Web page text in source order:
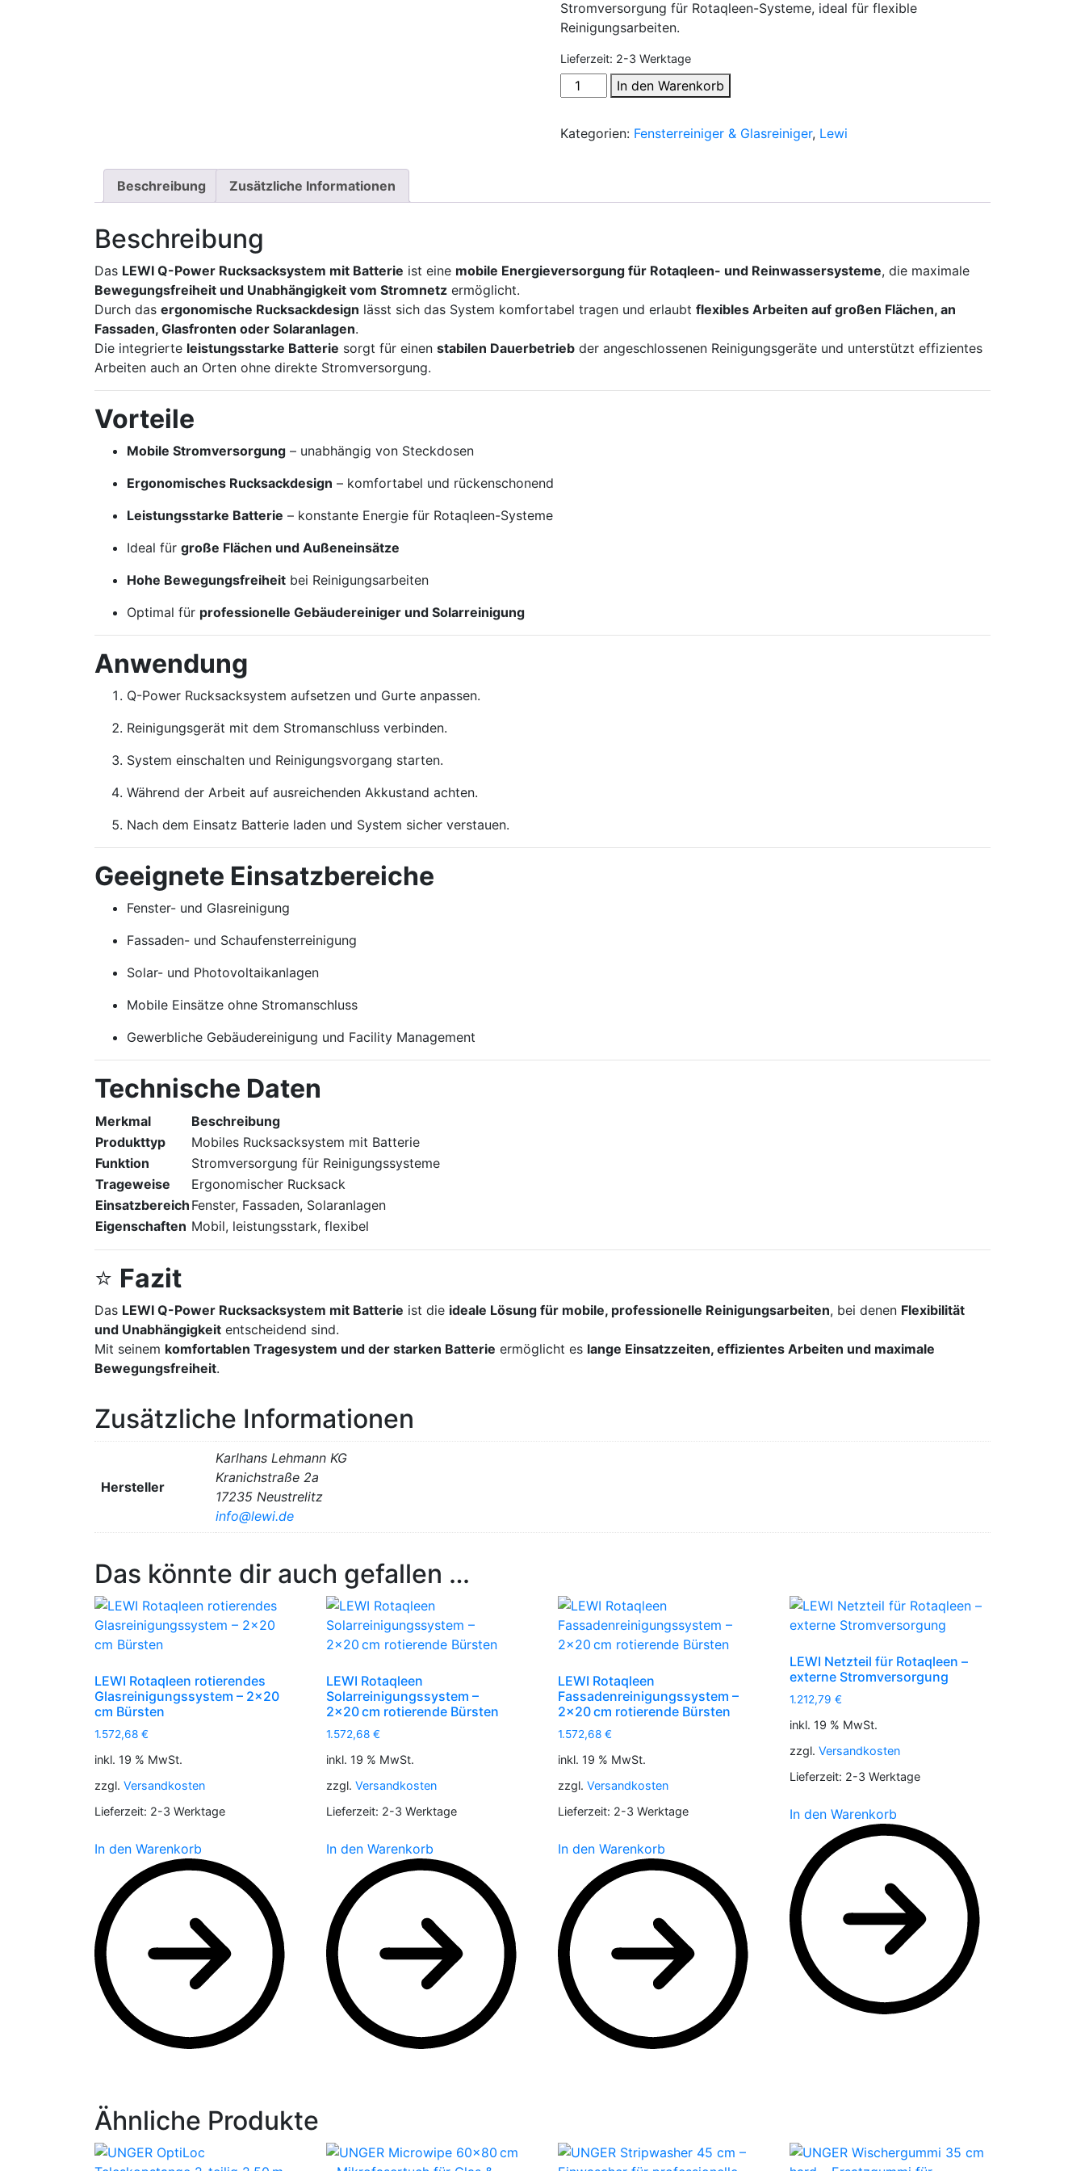
Stromversorgung für Rotaqleen-Systeme, ideal für flexible
Reinigungsarbeiten.
Lieferzeit: 2-3 Werktage
LEWI
Q-
Rucksacksystem
–
In den Warenkorb
Kategorien: Fensterreiniger & Glasreiniger, Lewi
Beschreibung Zusätzliche Informationen
Beschreibung
Das LEWI Q-Power Rucksacksystem mit Batterie ist eine mobile Energieversorgung für Rotaqleen- und Reinwassersysteme, die maximale
Bewegungsfreiheit und Unabhängigkeit vom Stromnetz ermöglicht.
Durch das ergonomische Rucksackdesign lässt sich das System komfortabel tragen und erlaubt flexibles Arbeiten auf großen Flächen, an
Fassaden, Glasfronten oder Solaranlagen.
Die integrierte leistungsstarke Batterie sorgt für einen stabilen Dauerbetrieb der angeschlossenen Reinigungsgeräte und unterstützt effizientes
Arbeiten auch an Orten ohne direkte Stromversorgung.
Vorteile
Mobile Stromversorgung – unabhängig von Steckdosen
Ergonomisches Rucksackdesign – komfortabel und rückenschonend
Leistungsstarke Batterie – konstante Energie für Rotaqleen-Systeme
Ideal für große Flächen und Außeneinsätze
Hohe Bewegungsfreiheit bei Reinigungsarbeiten
Optimal für professionelle Gebäudereiniger und Solarreinigung
Anwendung
Q-Power Rucksacksystem aufsetzen und Gurte anpassen.
Reinigungsgerät mit dem Stromanschluss verbinden.
System einschalten und Reinigungsvorgang starten.
Während der Arbeit auf ausreichenden Akkustand achten.
Nach dem Einsatz Batterie laden und System sicher verstauen.
Geeignete Einsatzbereiche
Fenster- und Glasreinigung
Fassaden- und Schaufensterreinigung
Solar- und Photovoltaikanlagen
Mobile Einsätze ohne Stromanschluss
Gewerbliche Gebäudereinigung und Facility Management
Technische Daten
Merkmal
Beschreibung
Produkttyp
Mobiles Rucksacksystem mit Batterie
Funktion
Stromversorgung für Reinigungssysteme
Trageweise
Ergonomischer Rucksack
Einsatzbereich Fenster, Fassaden, Solaranlagen
Eigenschaften Mobil, leistungsstark, flexibel
⭐ Fazit
Das LEWI Q-Power Rucksacksystem mit Batterie ist die ideale Lösung für mobile, professionelle Reinigungsarbeiten, bei denen Flexibilität
und Unabhängigkeit entscheidend sind.
Mit seinem komfortablen Tragesystem und der starken Batterie ermöglicht es lange Einsatzzeiten, effizientes Arbeiten und maximale
Bewegungsfreiheit.
Zusätzliche Informationen
Hersteller
Karlhans Lehmann KG
Kranichstraße 2a
17235 Neustrelitz
info@lewi.de
Das könnte dir auch gefallen …
LEWI Rotaqleen rotierendes
Glasreinigungssystem – 2×20
cm Bürsten
1.572,68 €
inkl. 19 % MwSt.
zzgl. Versandkosten
Lieferzeit: 2-3 Werktage
In den Warenkorb
LEWI Rotaqleen
Solarreinigungssystem –
2×20 cm rotierende Bürsten
1.572,68 €
inkl. 19 % MwSt.
zzgl. Versandkosten
Lieferzeit: 2-3 Werktage
In den Warenkorb
LEWI Rotaqleen
Fassadenreinigungssystem –
2×20 cm rotierende Bürsten
1.572,68 €
inkl. 19 % MwSt.
zzgl. Versandkosten
Lieferzeit: 2-3 Werktage
In den Warenkorb
LEWI Netzteil für Rotaqleen –
externe Stromversorgung
1.212,79 €
inkl. 19 % MwSt.
zzgl. Versandkosten
Lieferzeit: 2-3 Werktage
In den Warenkorb
Ähnliche Produkte